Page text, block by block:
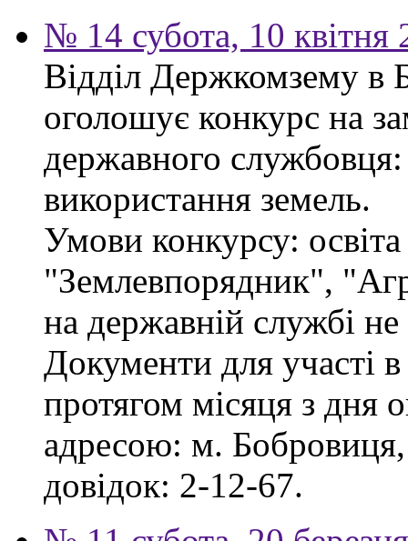
№ 14 субота, 10 квітня
Відділ Держкомзему в
оголошує конкурс на
державного службовця:
використання земель.
Умови конкурсу:
"Землевпорядник",
на державній службі
Документи для участі
протягом місяця з дня
адресою: м.
довідок: 2-12-67.